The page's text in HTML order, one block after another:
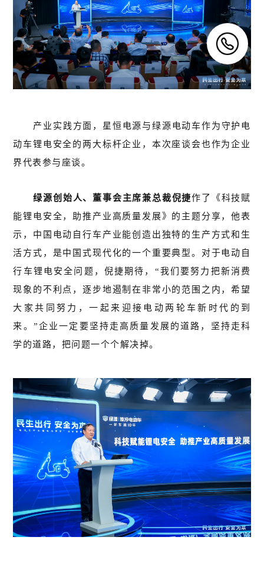
产业实践方面，星恒电源与绿源电动车作为守护电
动车锂电安全的两大标杆企业，本次座谈会也作为企业
界代表参与座谈。
绿源创始人、董事会主席兼总裁倪捷作 了《科技赋
能锂电安全，助推产业高质量发展》的主题分享，他表
示，中国电动自行车产业能创造出独特的生产方式和生
活方式，是中国式现代化的一个重要典型。对于电动自
行车锂电安全问题，倪捷期待，“我们要努力把新消费
现象的不利点，逐步地遏制在非常小的范围之内，希望
大家共同努力，一起来迎接电动两轮车新时代的到
来。”企业一定要坚持走高质量发展的道路，坚持走科
学的道路，把问题一个个解决掉。